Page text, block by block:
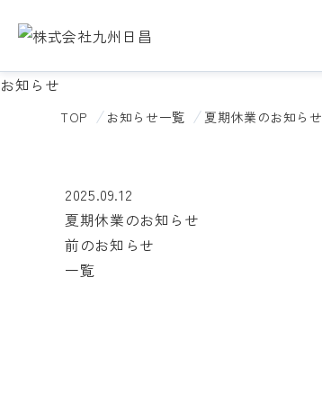
お知らせ
TOP お知らせ一覧 夏期休業のお知らせ
2025.09.12
夏期休業のお知らせ
前のお知らせ
一覧